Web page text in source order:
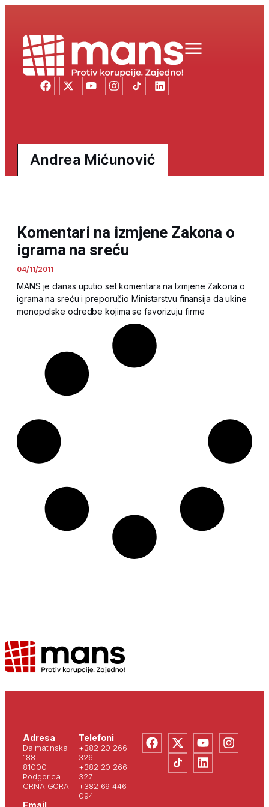
Andrea Mićunović
Komentari na izmjene Zakona o
igrama na sreću
04/11/2011
MANS je danas uputio set komentara na Izmjene Zakona o
igrama na sreću i preporučio Ministarstvu finansija da ukine
monopolske odredbe kojima se favorizuju firme
Adresa
Dalmatinska
188
81000
Podgorica
CRNA GORA
Telefoni
+382 20 266
326
+382 20 266
327
+382 69 446
094